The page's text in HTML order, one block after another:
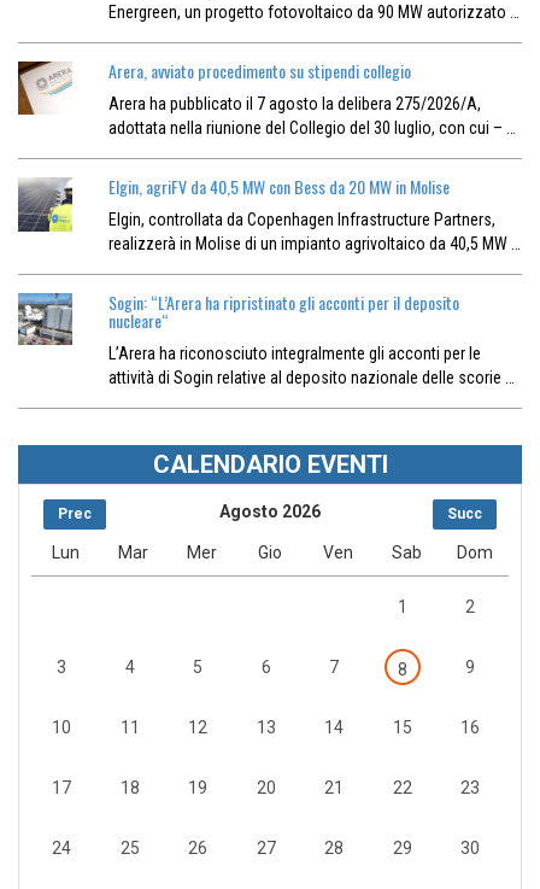
Energreen, un progetto fotovoltaico da 90 MW autorizzato …
Arera, avviato procedimento su stipendi collegio
Arera ha pubblicato il 7 agosto la delibera 275/2026/A,
adottata nella riunione del Collegio del 30 luglio, con cui – …
Elgin, agriFV da 40,5 MW con Bess da 20 MW in Molise
Elgin, controllata da Copenhagen Infrastructure Partners,
realizzerà in Molise di un impianto agrivoltaico da 40,5 MW …
Sogin: “L’Arera ha ripristinato gli acconti per il deposito
nucleare“
L’Arera ha riconosciuto integralmente gli acconti per le
attività di Sogin relative al deposito nazionale delle scorie …
CALENDARIO EVENTI
Prec Succ
Agosto 2026
Lun Mar Mer Gio Ven Sab Dom
1 2
3 4 5 6 7 8 9
10 11 12 13 14 15 16
17 18 19 20 21 22 23
24 25 26 27 28 29 30